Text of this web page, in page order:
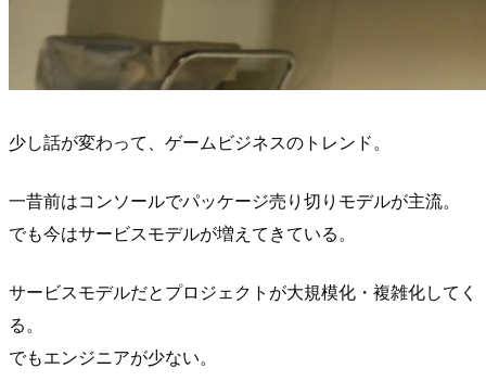
少し話が変わって、ゲームビジネスのトレンド。
一昔前はコンソールでパッケージ売り切りモデルが主流。
でも今はサービスモデルが増えてきている。
サービスモデルだとプロジェクトが大規模化・複雑化してく
る。
でもエンジニアが少ない。